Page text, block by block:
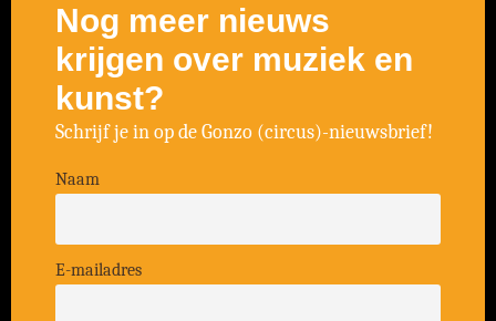
Nog meer nieuws
krijgen over muziek en
kunst?
Schrijf je in op de Gonzo (circus)-nieuwsbrief!
Naam
E-mailadres